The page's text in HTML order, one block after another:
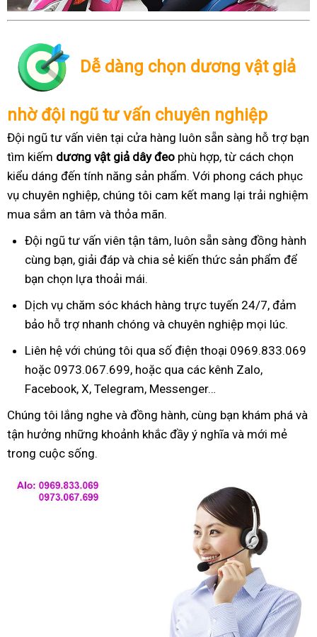
Dễ dàng chọn dương vật giả
nhờ đội ngũ tư vấn chuyên nghiệp
Đội ngũ tư vấn viên tại cửa hàng luôn sẵn sàng hỗ trợ bạn
tìm kiếm dương vật giả dây đeo phù hợp, từ cách chọn
kiểu dáng đến tính năng sản phẩm. Với phong cách phục
vụ chuyên nghiệp, chúng tôi cam kết mang lại trải nghiệm
mua sắm an tâm và thỏa mãn.
Đội ngũ tư vấn viên tận tâm, luôn sẵn sàng đồng hành
cùng bạn, giải đáp và chia sẻ kiến thức sản phẩm để
bạn chọn lựa thoải mái.
Dịch vụ chăm sóc khách hàng trực tuyến 24/7, đảm
bảo hỗ trợ nhanh chóng và chuyên nghiệp mọi lúc.
Liên hệ với chúng tôi qua số điện thoại 0969.833.069
hoặc 0973.067.699, hoặc qua các kênh Zalo,
Facebook, X, Telegram, Messenger…
Chúng tôi lắng nghe và đồng hành, cùng bạn khám phá và
tận hưởng những khoảnh khắc đầy ý nghĩa và mới mẻ
trong cuộc sống.